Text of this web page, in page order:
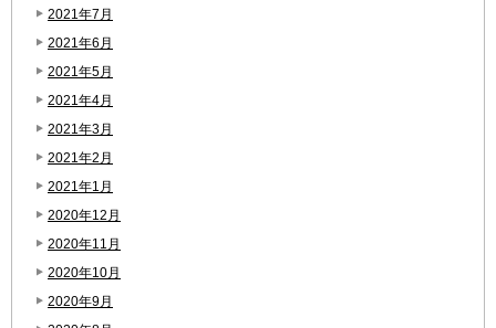
2021年7月
2021年6月
2021年5月
2021年4月
2021年3月
2021年2月
2021年1月
2020年12月
2020年11月
2020年10月
2020年9月